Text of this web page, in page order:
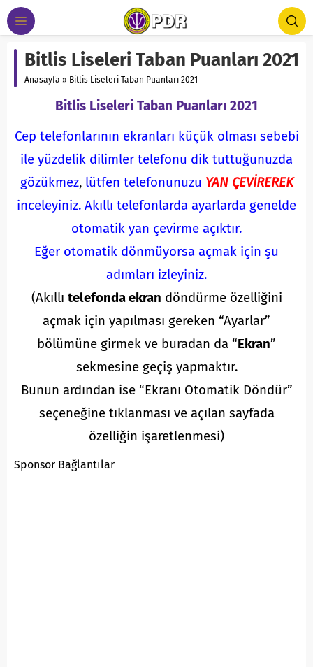
Bitlis Liseleri Taban Puanları 2021
Anasayfa » Bitlis Liseleri Taban Puanları 2021
Bitlis Liseleri Taban Puanları 2021
Cep telefonlarının ekranları küçük olması sebebi
ile yüzdelik dilimler telefonu dik tuttuğunuzda
gözükmez, lütfen telefonunuzu YAN ÇEVİREREK
inceleyiniz. Akıllı telefonlarda ayarlarda genelde
otomatik yan çevirme açıktır.
Eğer otomatik dönmüyorsa açmak için şu
adımları izleyiniz.
(Akıllı telefonda ekran döndürme özelliğini
açmak için yapılması gereken “Ayarlar”
bölümüne girmek ve buradan da “Ekran”
sekmesine geçiş yapmaktır.
Bunun ardından ise “Ekranı Otomatik Döndür”
seçeneğine tıklanması ve açılan sayfada
özelliğin işaretlenmesi)
Sponsor Bağlantılar